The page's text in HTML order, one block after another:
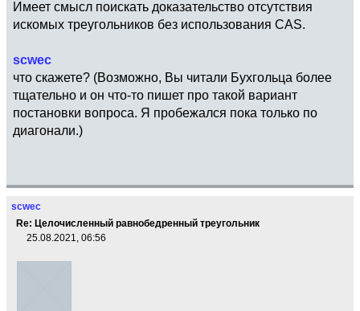
Имеет смысл поискать доказательство отсутствия
искомых треугольников без использования CAS.
scwec
что скажете? (Возможно, Вы читали Бухгольца более
тщательно и он что-то пишет про такой вариант
постановки вопроса. Я пробежался пока только по
диагонали.)
scwec
Re: Целочисленный равнобедренный треугольник
25.08.2021, 06:56